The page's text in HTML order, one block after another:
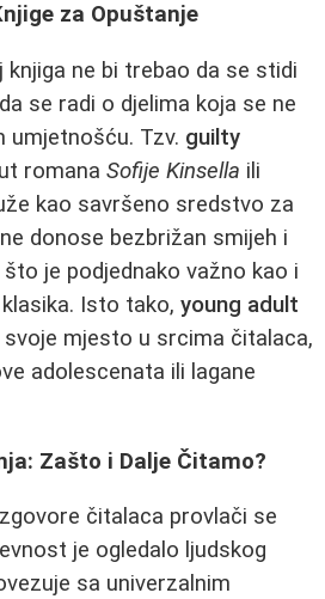
za Opuštanje
knjiga ne bi trebao da se stidi
se radi o djelima koja se ne
umjetnošću. Tzv. guilty
romana Sofije Kinsella ili
kao savršeno sredstvo za
donose bezbrižan smijeh i
je podjednako važno kao i
Isto tako, young adult
svoje mjesto u srcima čitalaca,
adolescenata ili lagane
Zašto i Dalje Čitamo?
čitalaca provlači se
je ogledalo ljudskog
sa univerzalnim